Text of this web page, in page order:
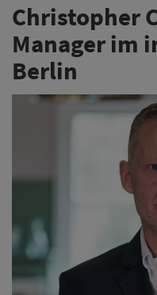
Christopher
Manager im
Berlin